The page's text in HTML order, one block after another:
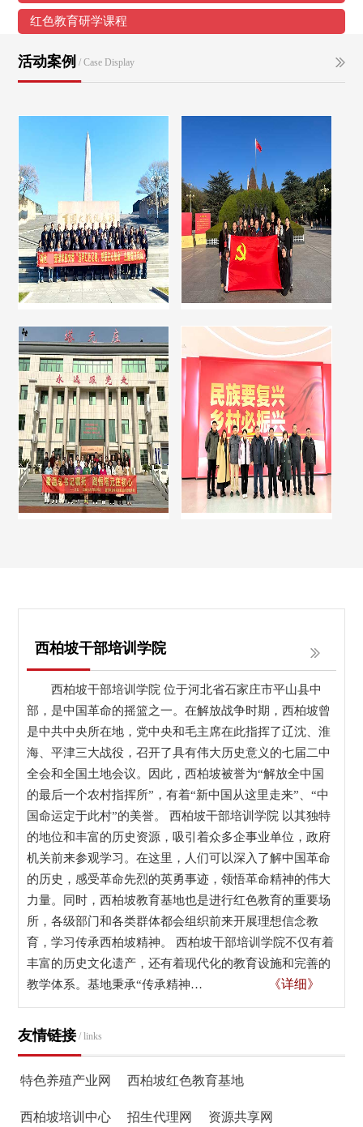
红色教育研学课程
活动案例 / Case Display
西柏坡干部培训学院
西柏坡干部培训学院 位于河北省石家庄市平山县中
部，是中国革命的摇篮之一。在解放战争时期，西柏坡曾
是中共中央所在地，党中央和毛主席在此指挥了辽沈、淮
海、平津三大战役，召开了具有伟大历史意义的七届二中
全会和全国土地会议。因此，西柏坡被誉为“解放全中国
的最后一个农村指挥所”，有着“新中国从这里走来”、“中
国命运定于此村”的美誉。 西柏坡干部培训学院 以其独特
的地位和丰富的历史资源，吸引着众多企事业单位，政府
机关前来参观学习。在这里，人们可以深入了解中国革命
的历史，感受革命先烈的英勇事迹，领悟革命精神的伟大
力量。同时，西柏坡教育基地也是进行红色教育的重要场
所，各级部门和各类群体都会组织前来开展理想信念教
育，学习传承西柏坡精神。 西柏坡干部培训学院不仅有着
丰富的历史文化遗产，还有着现代化的教育设施和完善的
教学体系。基地秉承“传承精神…
《详细》
友情链接/ links
特色养殖产业网 西柏坡红色教育基地
西柏坡培训中心 招生代理网 资源共享网